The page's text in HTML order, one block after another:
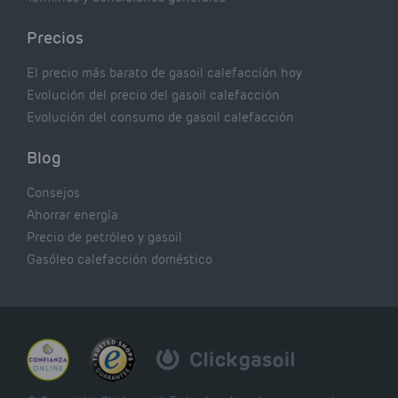
Precios
El precio más barato de gasoil calefacción hoy
Evolución del precio del gasoil calefacción
Evolución del consumo de gasoil calefacción
Blog
Consejos
Ahorrar energía
Precio de petróleo y gasoil
Gasóleo calefacción doméstico